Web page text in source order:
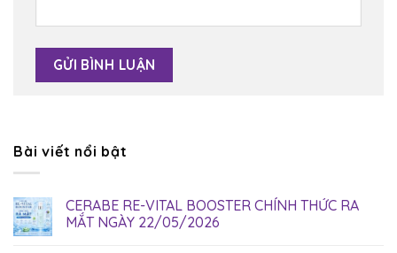
Bài viết nổi bật
CERABE RE-VITAL BOOSTER CHÍNH THỨC RA
MẮT NGÀY 22/05/2026